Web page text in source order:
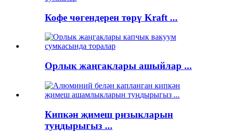
Кофе чөгендерен төрү Kraft ...
Орлык жаңгаклары ашыйлар ...
Кипкән җимеш ризыкларын
туңдырыгыз ...